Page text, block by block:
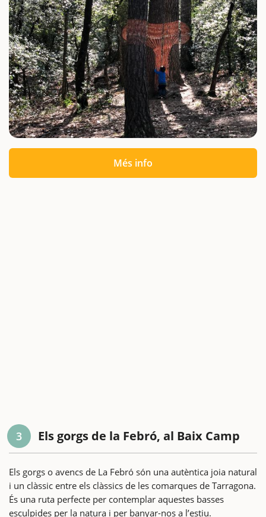
Més info
3 Els gorgs de la Febró, al Baix Camp
Els gorgs o avencs de La Febró són una autèntica joia natural
i un clàssic entre els clàssics de les comarques de Tarragona.
És una ruta perfecte per contemplar aquestes basses
esculpides per la natura i per banyar-nos a l’estiu.